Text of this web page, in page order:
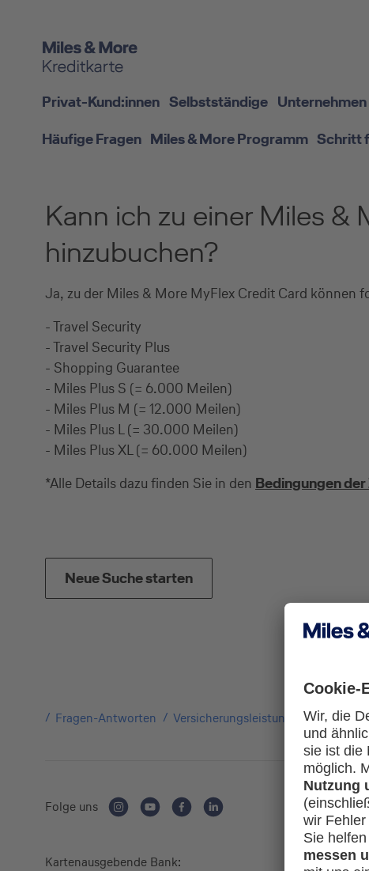
Privat-Kund:innen Selbstständige Unternehmen
Häufige Fragen Miles & More Programm Schritt
Kann ich zu einer Miles
hinzubuchen?
Ja, zu der Miles & More MyFlex Credit Card können
- Travel Security
- Travel Security Plus
- Shopping Guarantee
- Miles Plus S (= 6.000 Meilen)
- Miles Plus M (= 12.000 Meilen)
- Miles Plus L (= 30.000 Meilen)
- Miles Plus XL (= 60.000 Meilen)
*Alle Details dazu finden Sie in den Bedingungen
Neue Suche starten
Fragen-Antworten Versicherungsleistungen Kann
Folge uns
Kartenausgebende Bank: